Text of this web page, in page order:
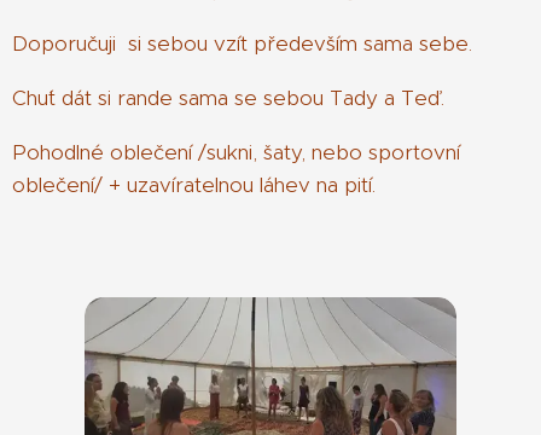
Doporučuji si sebou vzít především sama sebe.
Chu´t dát si rande sama se sebou Tady a Teď.
Pohodlné oblečení /sukni, šaty, nebo sportovní
oblečení/ + uzavíratelnou láhev na pití.